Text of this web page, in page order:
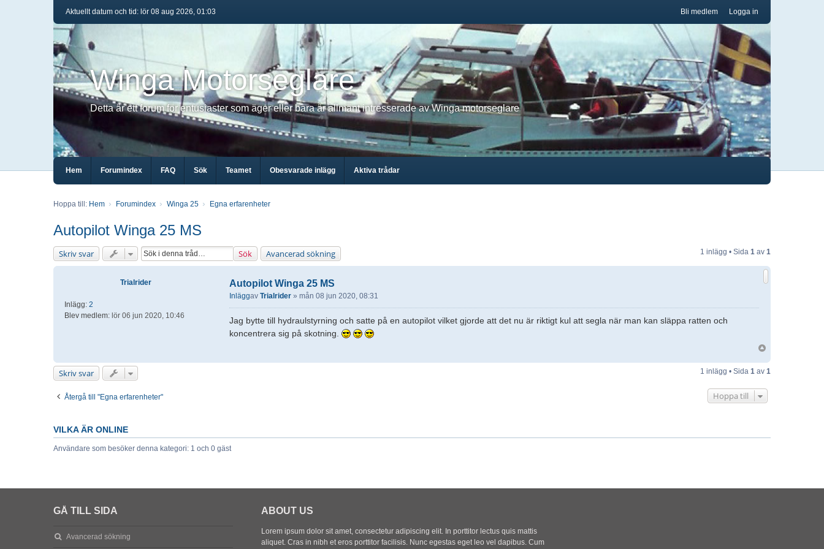
Logga in
Bli medlem
Aktuellt datum och tid: lör 08 aug 2026, 01:03
Winga Motorseglare
Detta är ett forum för entusiaster som äger eller bara är allmänt intresserade av Winga motorseglare
Hem Forumindex FAQ Sök Teamet Obesvarade inlägg Aktiva trådar
Hoppa till: Hem Forumindex Winga 25 Egna erfarenheter
Autopilot Winga 25 MS
Skriv svar Sök Avancerad sökning 1 inlägg • Sida 1 av 1
Trialrider
Inlägg: 2
Blev medlem: lör 06 jun 2020, 10:46
Autopilot Winga 25 MS
Inläggav Trialrider » mån 08 jun 2020, 08:31
Jag bytte till hydraulstyrning och satte på en autopilot vilket gjorde att det nu är riktigt kul att segla när man kan släppa ratten och
koncentrera sig på skotning.
Skriv svar 1 inlägg • Sida 1 av 1
Återgå till "Egna erfarenheter" Hoppa till
VILKA ÄR ONLINE
Användare som besöker denna kategori: 1 och 0 gäst
GÅ TILL SIDA
Avancerad sökning
ABOUT US
Lorem ipsum dolor sit amet, consectetur adipiscing elit. In porttitor lectus quis mattis
aliquet. Cras in nibh et eros porttitor facilisis. Nunc egestas eget leo vel dapibus. Cum